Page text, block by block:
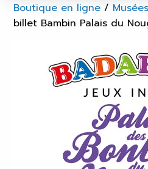
Boutique en ligne /
billet Bambin Palais du